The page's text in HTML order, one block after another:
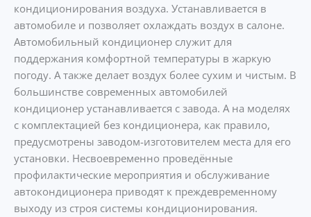
кондиционирования воздуха. Устанавливается в
автомобиле и позволяет охлаждать воздух в салоне.
Автомобильный кондиционер служит для
поддержания комфортной температуры в жаркую
погоду. А также делает воздух более сухим и чистым. В
большинстве современных автомобилей
кондиционер устанавливается с завода. А на моделях
с комплектацией без кондиционера, как правило,
предусмотрены заводом-изготовителем места для его
установки. Несвоевременно проведённые
профилактические мероприятия и обслуживание
автокондиционера приводят к преждевременному
выходу из строя системы кондиционирования.